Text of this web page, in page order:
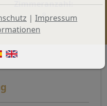
Zimmeranzahl:
8
| Impressum